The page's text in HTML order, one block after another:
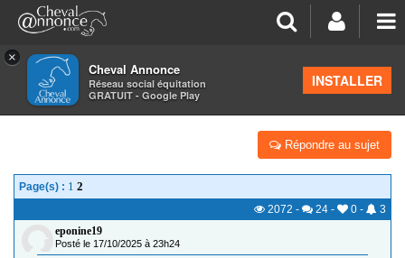
×
Cheval Annonce
Réseau social équitation
GRATUIT - Google Play
INSTALLER
>Formations équestres
PRIX COACHING
Répondre au sujet
Page(s) : 1 2
2072 - 24 - 0 -
3
eponine19
Posté le 17/10/2025 à 23h24